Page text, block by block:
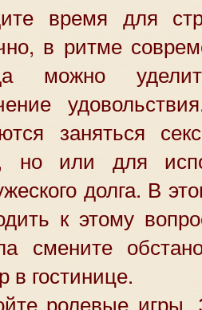
время для
в ритме
можно
заняться
но или для
долга. В
к этому
смените
в гостинице.
ролевые игры.